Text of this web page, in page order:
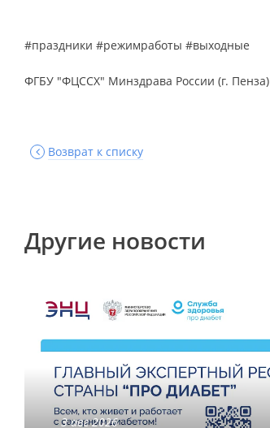
#праздники #режимработы #выходные
ФГБУ "ФЦССХ" Минздрава России (г. Пенза)
Возврат к списку
Другие новости
3 авг 2026